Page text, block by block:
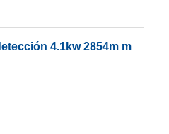
4.1kw 2854m m